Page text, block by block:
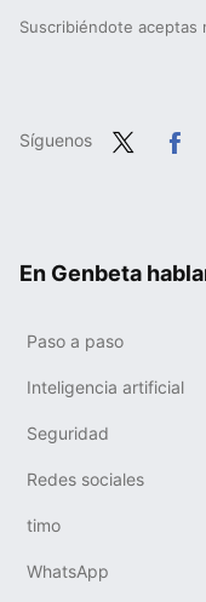
Suscribiéndote aceptas
Síguenos
En Genbeta
Paso a paso
Inteligencia artificial
Seguridad
Redes sociales
timo
WhatsApp